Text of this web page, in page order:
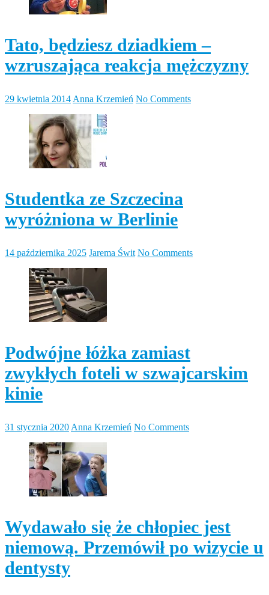
Tato, będziesz dziadkiem –
wzruszająca reakcja mężczyzny
29 kwietnia 2014 Anna Krzemień No Comments
Studentka ze Szczecina
wyróżniona w Berlinie
14 października 2025 Jarema Świt No Comments
Podwójne łóżka zamiast
zwykłych foteli w szwajcarskim
kinie
31 stycznia 2020 Anna Krzemień No Comments
Wydawało się że chłopiec jest
niemową. Przemówił po wizycie u
dentysty